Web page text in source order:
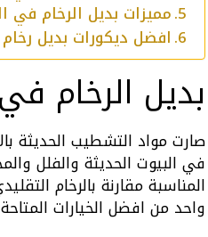
مميزات بديل الرخام في
افضل ديكورات بديل
بديل الرخام
صارت مواد التشطيب الحديثة
في البيوت الحديثة والفلل
المناسبة مقارنة بالرخام
واحد من افضل الخيارات